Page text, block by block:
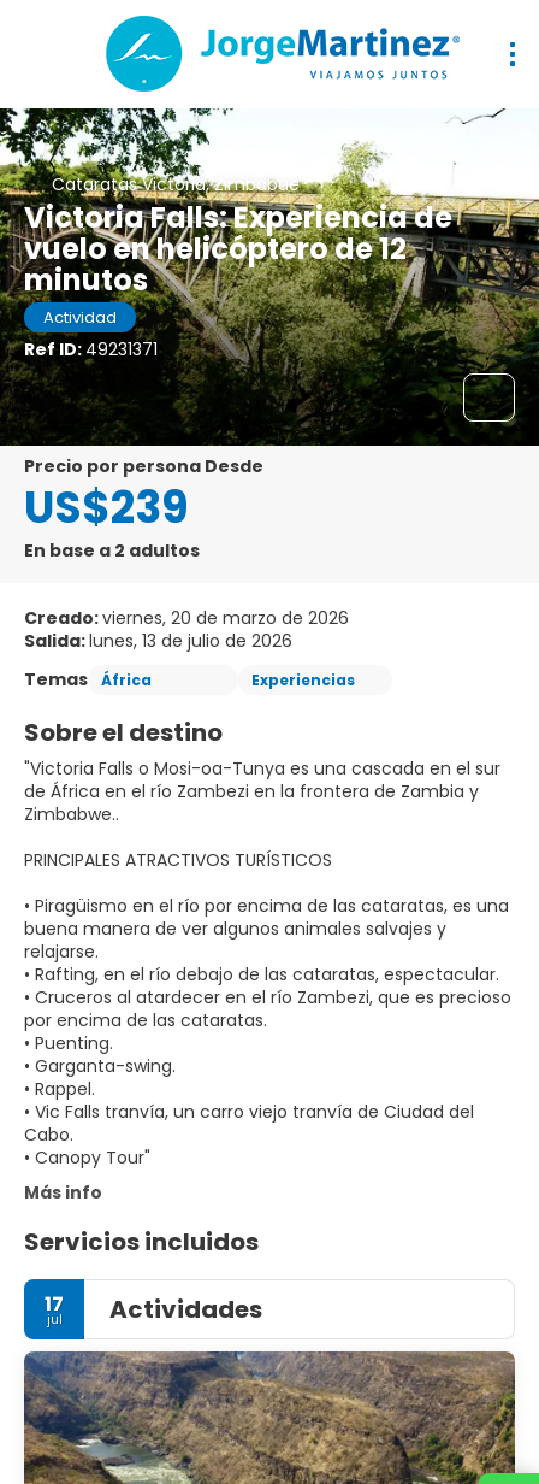
Cataratas Victoria, Zimbabue
Victoria Falls: Experiencia de
vuelo en helicóptero de 12
minutos
Actividad
Ref ID: 49231371
precio por persona Desde
US$239
En base a 2 adultos
Creado:viernes, 20 de marzo de 2026
Salida:lunes, 13 de julio de 2026
Temas
África Experiencias
Sobre el destino
"Victoria Falls o Mosi-oa-Tunya es una cascada en el sur
de África en el río Zambezi en la frontera de Zambia y
Zimbabwe..
PRINCIPALES ATRACTIVOS TURÍSTICOS
• Piragüismo en el río por encima de las cataratas, es una
buena manera de ver algunos animales salvajes y
relajarse.
• Rafting, en el río debajo de las cataratas, espectacular.
• Cruceros al atardecer en el río Zambezi, que es precioso
por encima de las cataratas.
• Puenting.
• Garganta-swing.
• Rappel.
• Vic Falls tranvía, un carro viejo tranvía de Ciudad del
Cabo.
Más info
Servicios incluidos
17
jul Actividades